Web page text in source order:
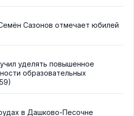
Сазонов отмечает юбилей
уделять повышенное
образовательных
в Дашково-Песочне